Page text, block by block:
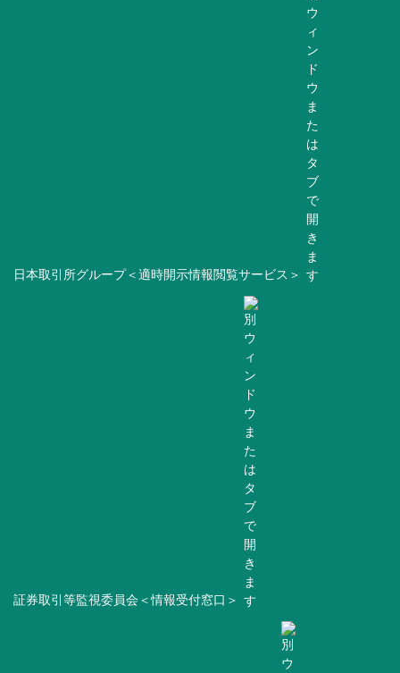
日本取引所グループ＜適時開示情報閲覧サービス＞
証券取引等監視委員会＜情報受付窓口＞